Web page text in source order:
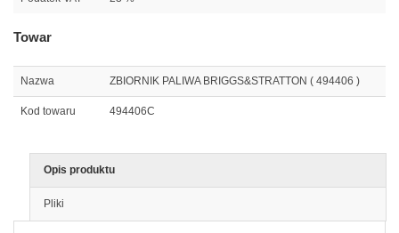
Towar
Nazwa ZBIORNIK PALIWA BRIGGS&STRATTON ( 494406 )
Kod towaru 494406C
Opis produktu
Pliki